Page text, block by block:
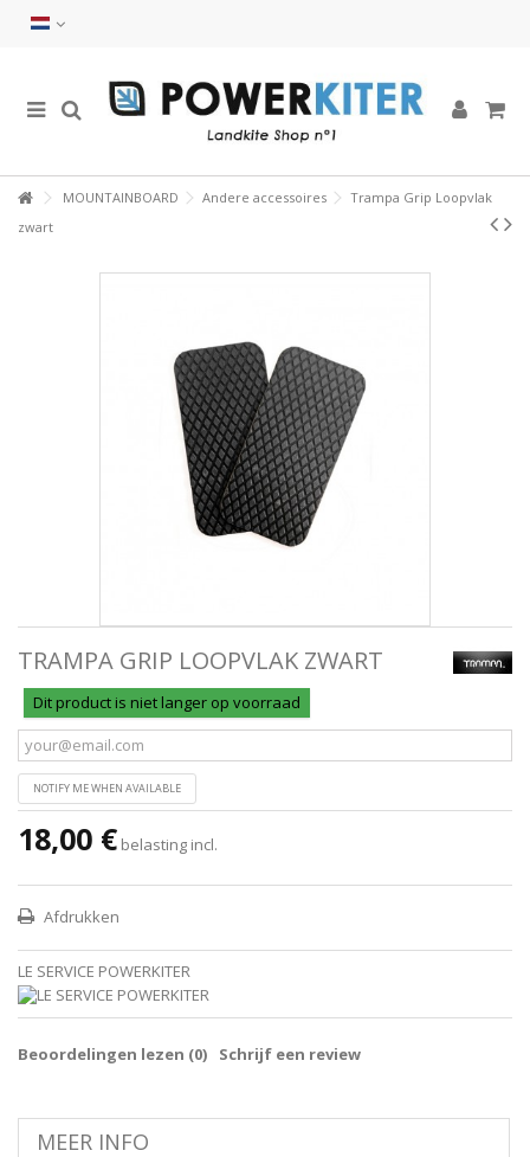
MOUNTAINBOARD Andere accessoires
Trampa Grip Loopvlak
zwart
TRAMPA GRIP LOOPVLAK ZWART
Dit product is niet langer op voorraad
NOTIFY ME WHEN AVAILABLE
18,00 € belasting incl.
Afdrukken
LE SERVICE POWERKITER
Beoordelingen lezen (0) Schrijf een review
MEER INFO